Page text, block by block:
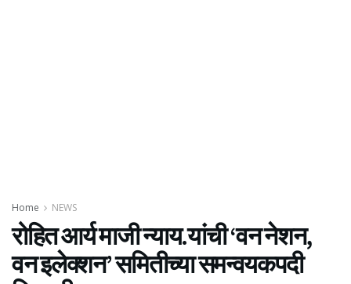
Home NEWS
रोहित आर्य माजी न्याय.यांची ‘वन नेशन,
वन इलेक्शन’ समितीच्या समन्वयकपदी